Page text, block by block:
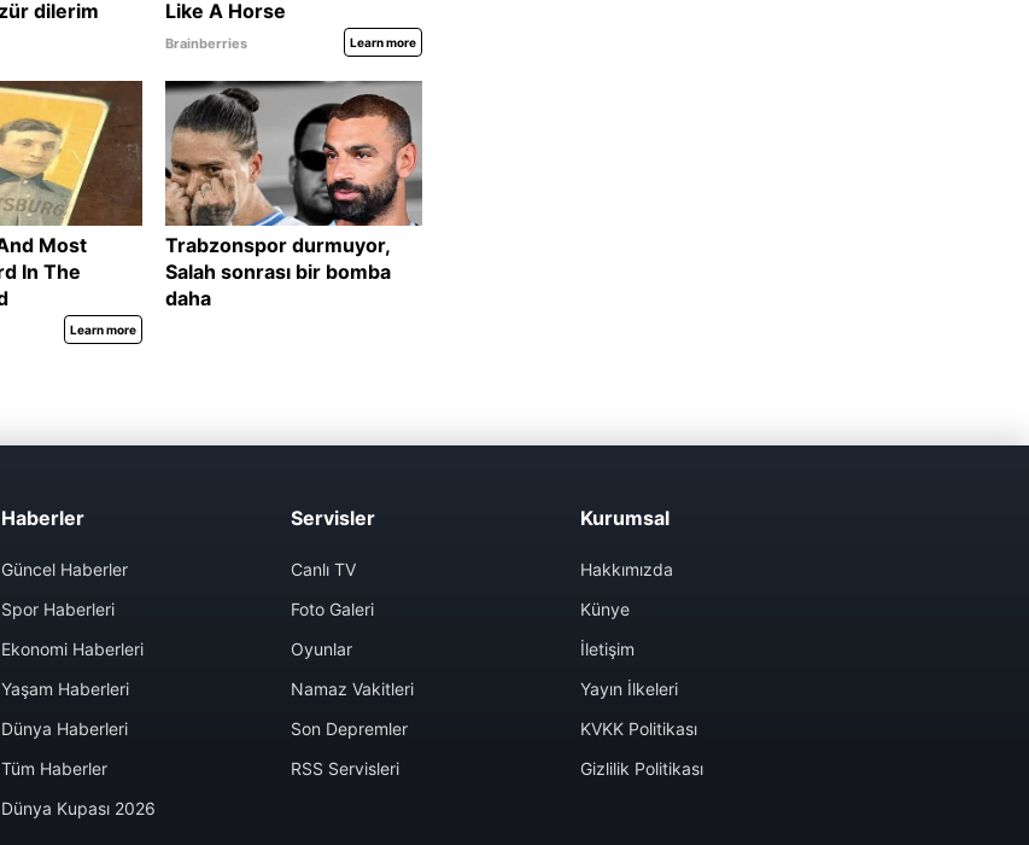
Haberler
Güncel Haberler
Spor Haberleri
Ekonomi Haberleri
Yaşam Haberleri
Dünya Haberleri
Tüm Haberler
Dünya Kupası 2026
Servisler
Canlı TV
Foto Galeri
Oyunlar
Namaz Vakitleri
Son Depremler
RSS Servisleri
Kurumsal
Hakkımızda
Künye
İletişim
Yayın İlkeleri
KVKK Politikası
Gizlilik Politikası